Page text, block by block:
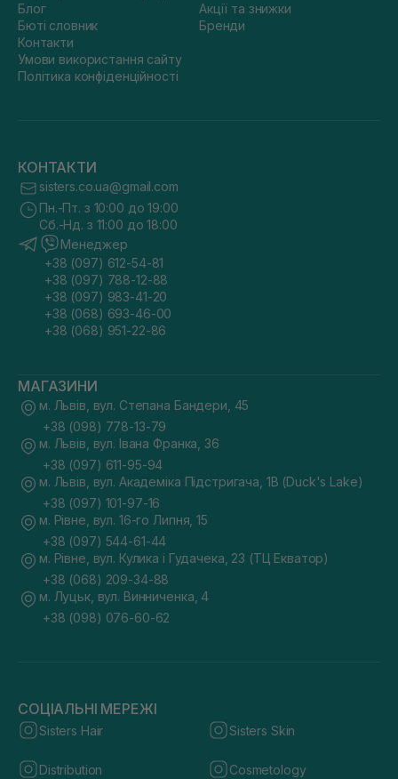
Блог
Бюті словник
Контакти
Умови використання сайту
Політика конфіденційності
Акції та знижки
Бренди
КОНТАКТИ
sisters.co.ua@gmail.com
Пн.-Пт. з 10:00 до 19:00
Сб.-Нд. з 11:00 до 18:00
Менеджер
+38 (097) 612-54-81
+38 (097) 788-12-88
+38 (097) 983-41-20
+38 (068) 693-46-00
+38 (068) 951-22-86
МАГАЗИНИ
м. Львів, вул. Степана Бандери, 45
+38 (098) 778-13-79
м. Львів, вул. Івана Франка, 36
+38 (097) 611-95-94
м. Львів, вул. Академіка Підстригача, 1В (Duck's Lake)
+38 (097) 101-97-16
м. Рівне, вул. 16-го Липня, 15
+38 (097) 544-61-44
м. Рівне, вул. Кулика і Гудачека, 23 (ТЦ Екватор)
+38 (068) 209-34-88
м. Луцьк, вул. Винниченка, 4
+38 (098) 076-60-62
СОЦІАЛЬНІ МЕРЕЖІ
Sisters Hair Sisters Skin
Distribution Cosmetology